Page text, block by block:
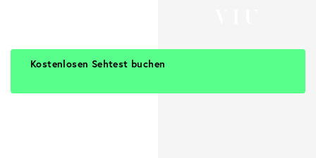
Kostenlosen Sehtest buchen